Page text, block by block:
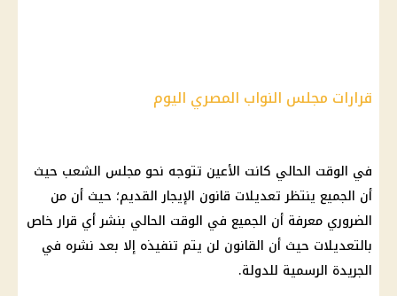
قرارات مجلس النواب المصري اليوم
في الوقت الحالي كانت الأعين تتوجه نحو مجلس الشعب حيث
أن الجميع ينتظر تعديلات قانون الإيجار القديم؛ حيث أن من
الضروري معرفة أن الجميع في الوقت الحالي بنشر أي قرار خاص
بالتعديلات حيث أن القانون لن يتم تنفيذه إلا بعد نشره في
الجريدة الرسمية للدولة.